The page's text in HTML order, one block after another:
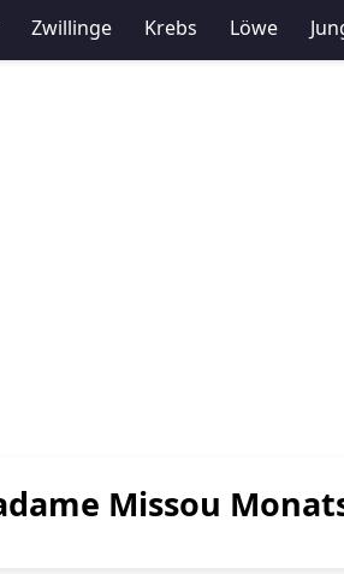
Zwillinge Krebs Löwe
Missou